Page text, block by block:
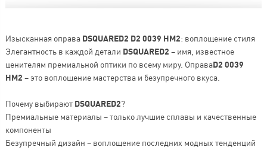
Изысканная оправа DSQUARED2 D2 0039 HM2: воплощение стиля
Элегантность в каждой детали DSQUARED2 – имя, известное
ценителям премиальной оптики по всему миру. ОправаD2 0039
HM2 – это воплощение мастерства и безупречного вкуса.
Почему выбирают DSQUARED2?
Премиальные материалы – только лучшие сплавы и качественные
компоненты
Безупречный дизайн – воплощение последних модных тенденций